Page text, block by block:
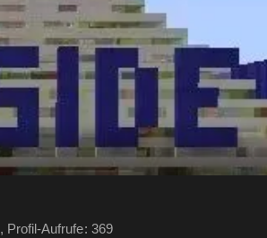
Profil-Aufrufe 369